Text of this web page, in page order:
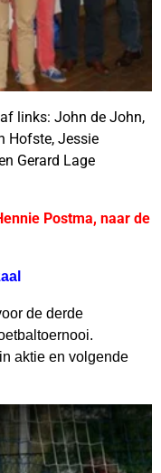
links: John de John,
Hofste, Jessie
Gerard Lage
Postma, naar de
de derde
aktie en volgende